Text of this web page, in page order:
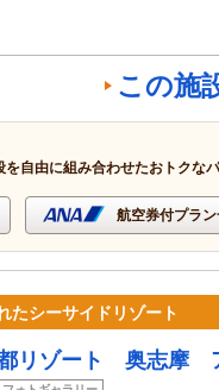
この施
を自由に組み合わせたおトクな
航空券付プラ
たシーサイドリゾート
リゾート 奥志摩